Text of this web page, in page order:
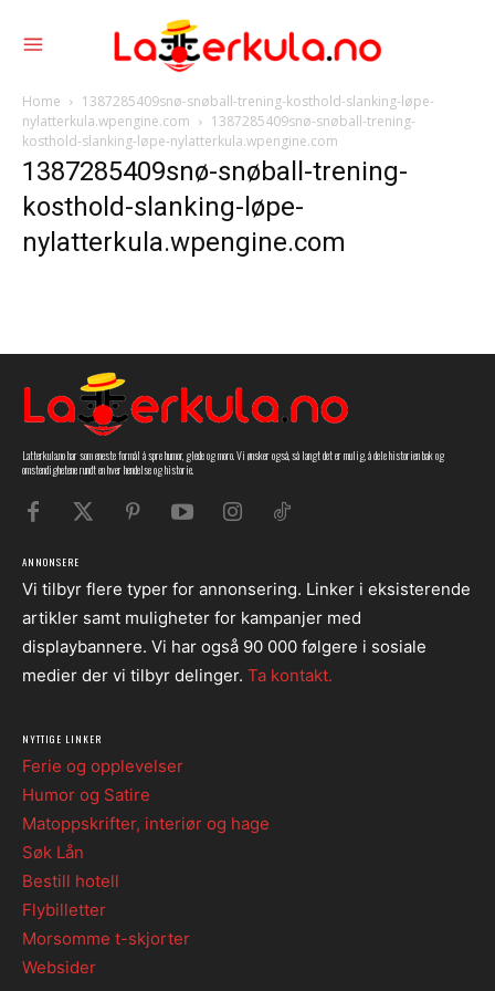
Home
1387285409snø-snøball-trening-kosthold-slanking-løpe-
nylatterkula.wpengine.com
1387285409snø-snøball-trening-
kosthold-slanking-løpe-nylatterkula.wpengine.com
1387285409snø-snøball-trening-
kosthold-slanking-løpe-
nylatterkula.wpengine.com
Latterkula.no har som eneste formål å spre humor, glede og moro. Vi ønsker også, så langt det er mulig, å dele historien bak og
omstendighetene rundt en hver hendelse og historie.
ANNONSERE
Vi tilbyr flere typer for annonsering. Linker i eksisterende
artikler samt muligheter for kampanjer med
displaybannere. Vi har også 90 000 følgere i sosiale
medier der vi tilbyr delinger. Ta kontakt.
NYTTIGE LINKER
Ferie og opplevelser
Humor og Satire
Matoppskrifter, interiør og hage
Søk Lån
Bestill hotell
Flybilletter
Morsomme t-skjorter
Websider